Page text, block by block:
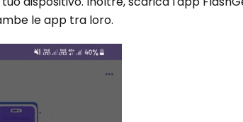
le app tra loro.